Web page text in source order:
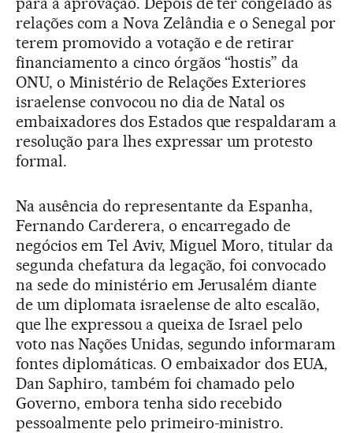
relações com a Nova Zelândia e o Senegal por
terem promovido a votação e de retirar
financiamento a cinco órgãos “hostis” da
ONU, o Ministério de Relações Exteriores
israelense convocou no dia de Natal os
embaixadores dos Estados que respaldaram a
resolução para lhes expressar um protesto
formal.
Na ausência do representante da Espanha,
Fernando Carderera, o encarregado de
negócios em Tel Aviv, Miguel Moro, titular da
segunda chefatura da legação, foi convocado
na sede do ministério em Jerusalém diante
de um diplomata israelense de alto escalão,
que lhe expressou a queixa de Israel pelo
voto nas Nações Unidas, segundo informaram
fontes diplomáticas. O embaixador dos EUA,
Dan Saphiro, também foi chamado pelo
Governo, embora tenha sido recebido
pessoalmente pelo primeiro-ministro.